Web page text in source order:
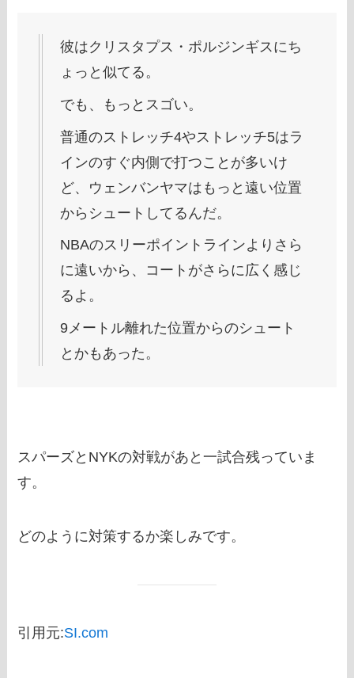
彼はクリスタプス・ポルジンギスにち
ょっと似てる。
でも、もっとスゴい。
普通のストレッチ4やストレッチ5はラ
インのすぐ内側で打つことが多いけ
ど、ウェンバンヤマはもっと遠い位置
からシュートしてるんだ。
NBAのスリーポイントラインよりさら
に遠いから、コートがさらに広く感じ
るよ。
9メートル離れた位置からのシュート
とかもあった。
スパーズとNYKの対戦があと一試合残っていま
す。
どのように対策するか楽しみです。
引用元:SI.com